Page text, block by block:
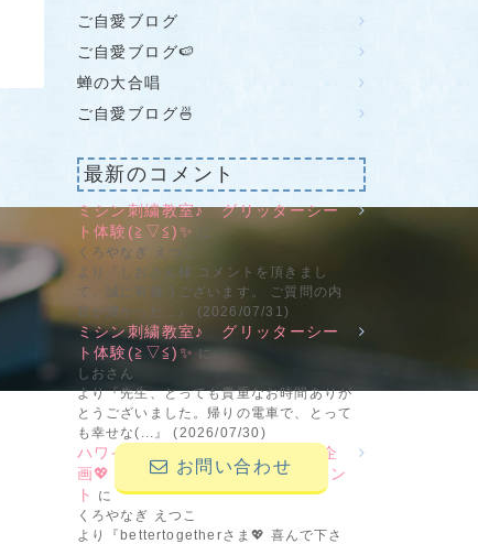
ご自愛ブログ
ご自愛ブログ🍉
蝉の大合唱
ご自愛ブログ🍜
最新のコメント
ミシン刺繍教室♪ グリッターシー
ト体験(≧▽≦)✨
くろやなぎ えつこ
より『しおさん様 コメントを頂きまし
て、誠に有難うございます。 ご質問の内
容が濃かった...』 (2026/07/31)
ミシン刺繍教室♪ グリッターシー
ト体験(≧▽≦)✨ に
しおさん
より『先生、とっても貴重なお時間ありが
とうございました。帰りの電車で、とって
も幸せな(...』 (2026/07/30)
ハワイ＆ブライダルの新刺繍CD企
画💖 その2 ビーンステッチフォン
ト
に
くろやなぎ えつこ
より『bettertogetherさま💖 喜んで下さ
お問い合わせ